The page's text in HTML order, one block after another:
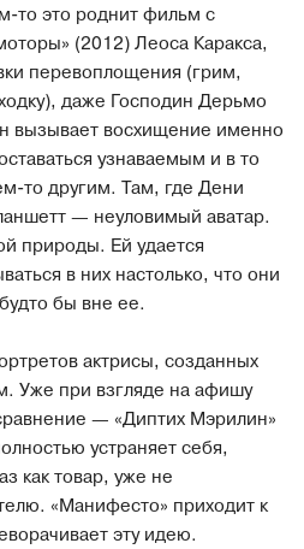
то это роднит фильм с
(2012) Леоса Каракса,
перевоплощения (грим,
даже Господин Дерьмо
восхищение именно
узнаваемым и в то
то другим. Там, где Дени
— неуловимый аватар.
природы. Ей удается
в них настолько, что они
бы вне ее.
актрисы, созданных
Уже при взгляде на афишу
— «Диптих Мэрилин»
устраняет себя,
как товар, уже не
«Манифесто» приходит к
эту идею.